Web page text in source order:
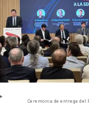
Ceremonia de entrega del